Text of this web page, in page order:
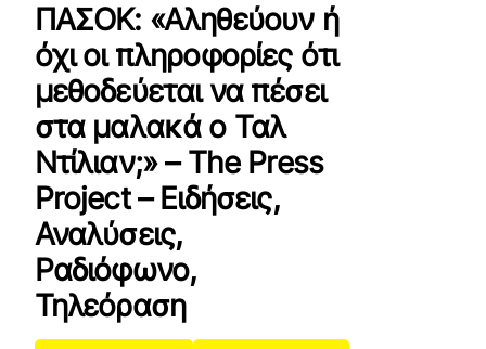
ΠΑΣΟΚ: «Αληθεύουν ή
όχι οι πληροφορίες ότι
μεθοδεύεται να πέσει
στα μαλακά ο Ταλ
Ντίλιαν;» – The Press
Project – Ειδήσεις,
Αναλύσεις,
Ραδιόφωνο,
Τηλεόραση